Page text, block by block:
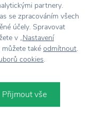
partnery.
se zpracováním všech
účely. Spravovat
v „Nastavení
můžete také odmítnout.
cookies.
Přijmout vše